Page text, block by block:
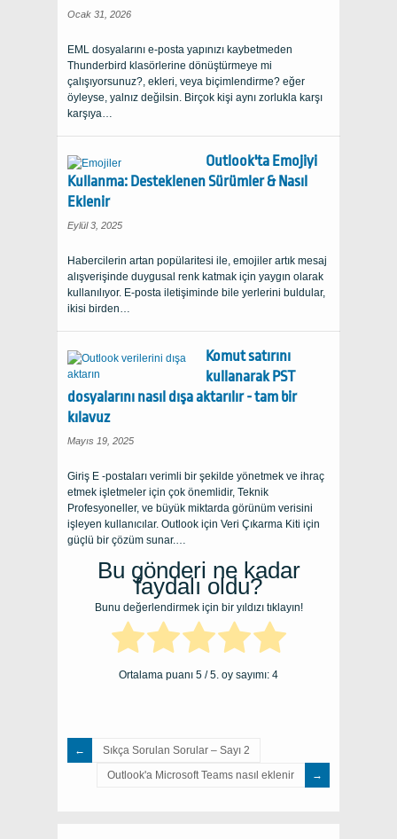
Ocak 31, 2026
EML dosyalarını e-posta yapınızı kaybetmeden
Thunderbird klasörlerine dönüştürmeye mi
çalışıyorsunuz?, ekleri, veya biçimlendirme? eğer
öyleyse, yalnız değilsin. Birçok kişi aynı zorlukla karşı
karşıya…
Outlook'ta Emojiyi
Kullanma: Desteklenen Sürümler & Nasıl
Eklenir
Eylül 3, 2025
Habercilerin artan popülaritesi ile, emojiler artık mesaj
alışverişinde duygusal renk katmak için yaygın olarak
kullanılıyor. E-posta iletişiminde bile yerlerini buldular,
ikisi birden…
Komut satırını
kullanarak PST
dosyalarını nasıl dışa aktarılır - tam bir
kılavuz
Mayıs 19, 2025
Giriş E -postaları verimli bir şekilde yönetmek ve ihraç
etmek işletmeler için çok önemlidir, Teknik
Profesyoneller, ve büyük miktarda görünüm verisini
işleyen kullanıcılar. Outlook için Veri Çıkarma Kiti için
güçlü bir çözüm sunar.…
Bu gönderi ne kadar
faydalı oldu?
Bunu değerlendirmek için bir yıldızı tıklayın!
Ortalama puanı 5 / 5. oy sayımı: 4
Sıkça Sorulan Sorular – Sayı 2
Outlook'a Microsoft Teams nasıl eklenir